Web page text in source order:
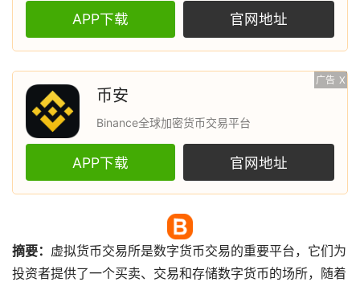
APP下载 官网地址
广告 X
币安
Binance全球加密货币交易平台
APP下载 官网地址
摘要： 虚拟货币交易所是数字货币交易的重要平台，它们为
投资者提供了一个买卖、交易和存储数字货币的场所，随着